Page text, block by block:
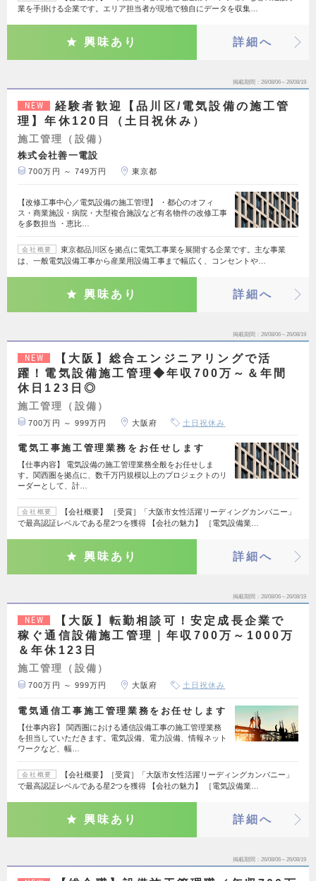
業を手掛ける企業です。エリア担当者が現地で独自にデータを収集…
興味あり 詳細へ
掲載期間 26/08/06～26/08/19
NEW
経験者歓迎【品川区/電気設備の施工管
理】年休120日（土日祝休み）
施工管理（設備）
株式会社善一電設
700万円 ～ 749万円 東京都
【改修工事中心／電気設備の施工管理】 ・都心のオフィ
ス・商業施設・病院・大型複合施設など有名物件の改修工事
を多数担当 ・恵比…
会社概要
東京都品川区を拠点に電気工事業を展開する企業です。主な事業
は、一般電気設備工事から産業用設備工事まで幅広く、コンセントや…
興味あり 詳細へ
掲載期間 26/08/06～26/08/19
NEW
【大阪】総合エンジニアリングで活
躍！電気設備施工管理◆年収700万～＆年間
休日123日◎
施工管理（設備）
700万円 ～ 999万円 大阪府 土日祝休み
電気工事施工管理業務をお任せします
【仕事内容】 電気設備の施工管理業務全般をお任せしま
す。関西圏を拠点に、数千万円規模以上のプロジェクトのリ
ーダーとして、計…
会社概要
【会社概要】 ［受賞］「大阪市女性活躍リーディングカンパニー」
で最高認証レベルである星2つを獲得 【会社の魅力】 ［電気設備業…
興味あり 詳細へ
掲載期間 26/08/06～26/08/19
NEW
【大阪】転勤相談可！安定成長企業で
稼ぐ通信設備施工管理｜年収700万～1000万
＆年休123日
施工管理（設備）
700万円 ～ 999万円 大阪府 土日祝休み
電気通信工事施工管理業務をお任せします
【仕事内容】 関西圏における通信設備工事の施工管理業務
を担当していただきます。電気設備、電力設備、情報ネット
ワークなど、幅…
会社概要
【会社概要】［受賞］「大阪市女性活躍リーディングカンパニー」
で最高認証レベルである星2つを獲得 【会社の魅力】 ［電気設備業…
興味あり 詳細へ
掲載期間 26/08/06～26/08/19